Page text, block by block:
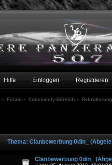
Hilfe Einloggen Registrieren
» Forum » Community-Bereich »
Thema: Clanbewerbung 0din_
Clanbewerbung 0din_